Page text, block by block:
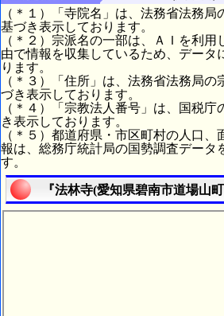
（＊１）「寺院名」は、法務省法務局
基づき表示しております。
（＊２）宗派名の一部は、ＡＩを利用
由で情報を収集しているため、データ
ります。
（＊３）「住所」は、法務省法務局の
づき表示しております。
（＊４）「宗教法人番号」は、国税
き表示しております。
（＊５）都道府県・市区町村の人口
報は、総務庁統計局の国勢調査データ
す。
『法林寺(愛知県碧南市道場山